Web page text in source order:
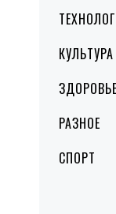
КУЛЬТУРА
ЗДОРОВЬЕ
РАЗНОЕ
СПОРТ